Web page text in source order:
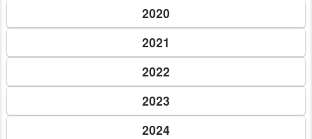
2020
2021
2022
2023
2024